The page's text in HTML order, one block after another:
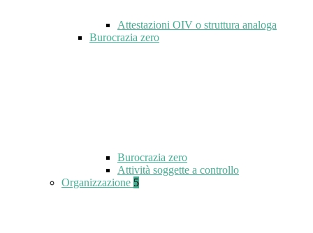
Attestazioni OIV o struttura analoga
Burocrazia zero
Burocrazia zero
Attività soggette a controllo
Organizzazione 5